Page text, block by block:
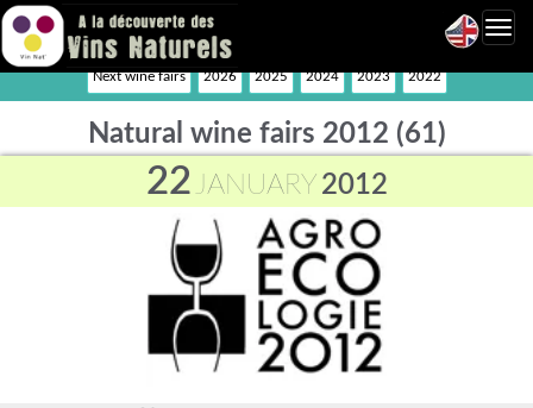
Next wine fairs 2026 2025 2024 2023 2022
Natural wine fairs 2012 (61)
22JANUARY 2012